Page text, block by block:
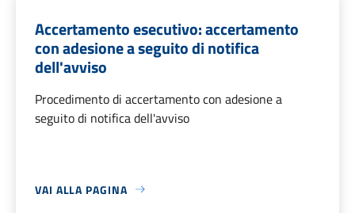
Accertamento esecutivo: accertamento
con adesione a seguito di notifica
dell'avviso
Procedimento di accertamento con adesione a
seguito di notifica dell'avviso
VAI ALLA PAGINA